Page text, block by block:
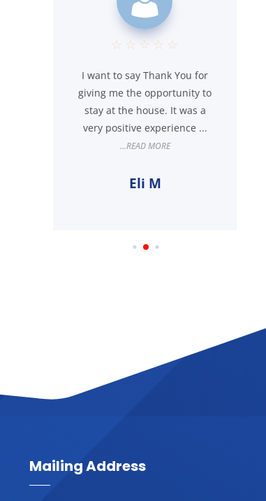
☆ ☆ ☆ ☆ ☆
I want to say Thank You for
giving me the opportunity to
stay at the house. It was a
very positive experience ...
...READ MORE
Eli M
Mailing Address